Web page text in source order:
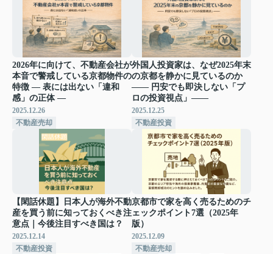
2026年に向けて、不動産会社が
本音で警戒している京都物件の
特徴 ― 表には出ない「違和
感」の正体 ―
2025.12.26
不動産売却
外国人投資家は、なぜ2025年末
の京都を静かに見ているのか
―― 円安でも即決しない「プ
ロの投資視点」――
2025.12.25
不動産投資
【閑話休題】日本人が海外不動
産を買う前に知っておくべき注
意点｜今後注目すべき国は？
2025.12.14
不動産投資
京都市で家を高く売るためのチ
ェックポイント7選（2025年
版）
2025.12.09
不動産売却